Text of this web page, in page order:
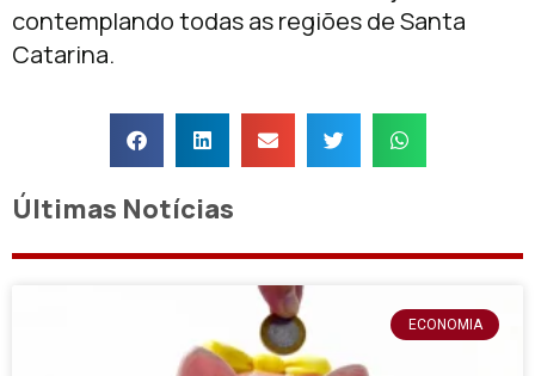
contemplando todas as regiões de Santa
Catarina.
Últimas Notícias
ECONOMIA